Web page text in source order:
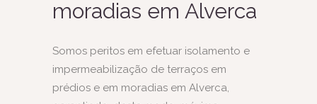
moradias em Alverca
Somos peritos em efetuar isolamento e
impermeabilização de terraços em
prédios e em moradias em Alverca,